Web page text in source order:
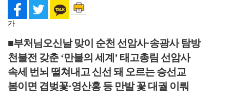
가
■부처님오신날 맞이 순천 선암사·송광사 탐방
천불전 갖춘 ‘만불의 세계’ 태고총림 선암사
속세 번뇌 떨쳐내고 신선 돼 오르는 승선교
봄이면 겹벚꽃·영산홍 등 만발 꽃 대궐 이뤄